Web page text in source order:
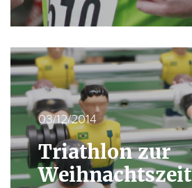
03/12/2014
Triathlon zur
Weihnachtszeit